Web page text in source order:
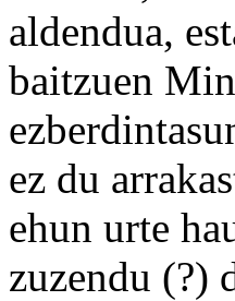
aldendua,
baitzuen
ez du
ehun urte
zuzendu (?)